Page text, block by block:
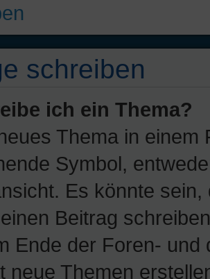
schreiben
ich ein Thema?
Thema in
Symbol,
Es könnte
Beitrag
Ende der Foren-
neue Themen